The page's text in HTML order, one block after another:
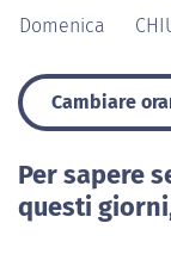
Domenica
Cambiare
Per sapere
questi